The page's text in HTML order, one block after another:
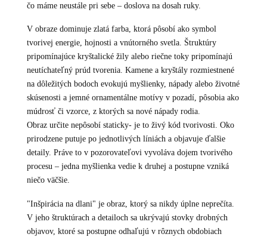
čo máme neustále pri sebe – doslova na dosah ruky.
V obraze dominuje zlatá farba, ktorá pôsobí ako symbol
tvorivej energie, hojnosti a vnútorného svetla. Štruktúry
pripomínajúce kryštalické žily alebo riečne toky pripomínajú
neutíchateľný prúd tvorenia. Kamene a kryštály rozmiestnené
na dôležitých bodoch evokujú myšlienky, nápady alebo životné
skúsenosti a jemné ornamentálne motívy v pozadí, pôsobia ako
múdrosť či vzorce, z ktorých sa nové nápady rodia.
Obraz určite nepôsobí staticky- je to živý kód tvorivosti. Oko
prirodzene putuje po jednotlivých líniách a objavuje ďalšie
detaily. Práve to v pozorovateľovi vyvoláva dojem tvorivého
procesu – jedna myšlienka vedie k druhej a postupne vzniká
niečo väčšie.
"Inšpirácia na dlani" je obraz, ktorý sa nikdy úplne neprečíta.
V jeho štruktúrach a detailoch sa ukrývajú stovky drobných
objavov, ktoré sa postupne odhaľujú v rôznych obdobiach